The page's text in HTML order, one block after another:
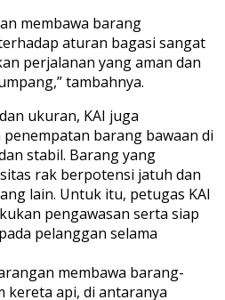
membawa barang
aturan bagasi sangat
perjalanan yang aman dan
tambahnya.
ukuran, KAI juga
barang bawaan di
stabil. Barang yang
rak berpotensi jatuh dan
lain. Untuk itu, petugas KAI
pengawasan serta siap
pelanggan selama
membawa barang-
kereta api, di antaranya